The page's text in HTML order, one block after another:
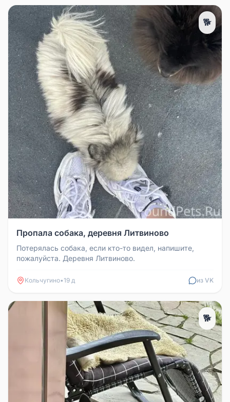
🐕
Пропала собака, деревня Литвиново
Потерялась собака, если кто-то видел, напишите,
пожалуйста. Деревня Литвиново.
Кольчугино•19 д из VK
🐕